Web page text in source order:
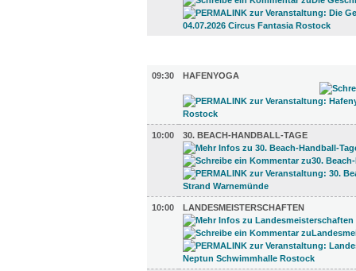
09:30
HAFENYOGA
10:00 30. BEACH-HANDBALL-TAGE
10:00 LANDESMEISTERSCHAFTEN